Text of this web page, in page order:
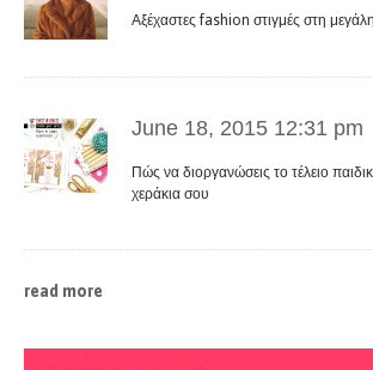
Αξέχαστες fashion στιγμές στη
June 18, 2015 12:31 pm
Πώς να διοργανώσεις το τέλειο
χεράκια σου
read more